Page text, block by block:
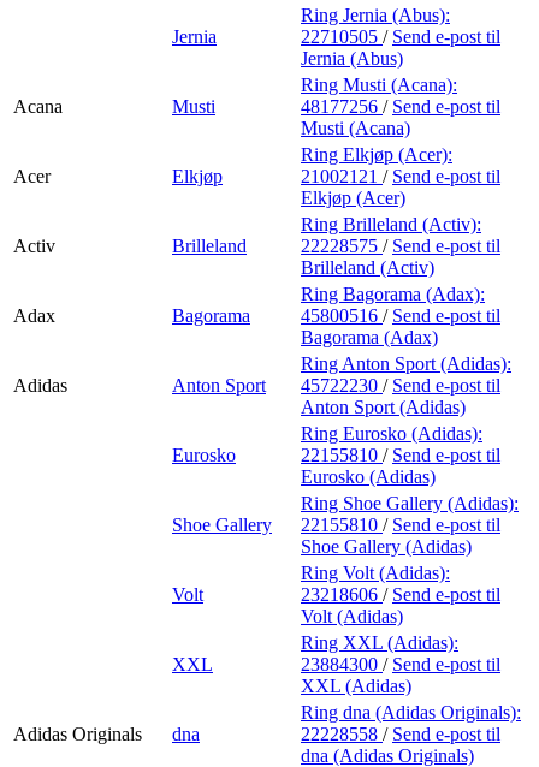
Jernia
Ring Jernia (Abus):
22710505 / Send e-post til
Jernia (Abus)
Acana Musti
Ring Musti (Acana):
48177256 / Send e-post til
Musti (Acana)
Acer Elkjøp
Ring Elkjøp (Acer):
21002121 / Send e-post til
Elkjøp (Acer)
Activ Brilleland
Ring Brilleland (Activ):
22228575 / Send e-post til
Brilleland (Activ)
Adax Bagorama
Ring Bagorama (Adax):
45800516 / Send e-post til
Bagorama (Adax)
Adidas Anton Sport
Ring Anton Sport (Adidas):
45722230 / Send e-post til
Anton Sport (Adidas)
Eurosko
Ring Eurosko (Adidas):
22155810 / Send e-post til
Eurosko (Adidas)
Shoe Gallery
Ring Shoe Gallery (Adidas):
22155810 / Send e-post til
Shoe Gallery (Adidas)
Volt
Ring Volt (Adidas):
23218606 / Send e-post til
Volt (Adidas)
XXL
Ring XXL (Adidas):
23884300 / Send e-post til
XXL (Adidas)
Adidas Originals dna
Ring dna (Adidas Originals):
22228558 / Send e-post til
dna (Adidas Originals)